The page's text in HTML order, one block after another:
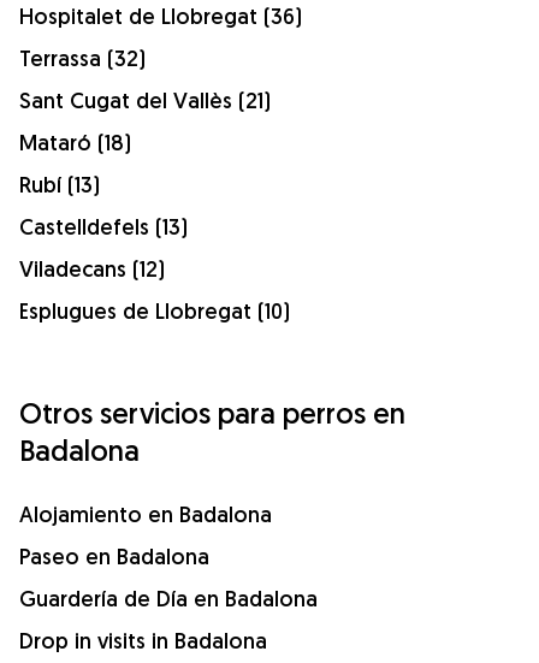
Hospitalet de Llobregat (36)
Terrassa (32)
Sant Cugat del Vallès (21)
Mataró (18)
Rubí (13)
Castelldefels (13)
Viladecans (12)
Esplugues de Llobregat (10)
Otros servicios para perros en
Badalona
Alojamiento en Badalona
Paseo en Badalona
Guardería de Día en Badalona
Drop in visits in Badalona